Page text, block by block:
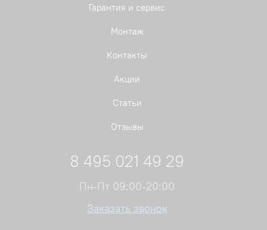
Гарантия и сервис
Монтаж
Контакты
Акции
Статьи
Отзывы
8 495 021 49 29
Пн-Пт 09:00-20:00
Заказать звонок